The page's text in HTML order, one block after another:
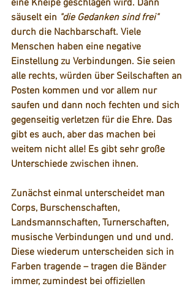
eine Kneipe geschlagen wird. Dann
säuselt ein "die Gedanken sind frei"
durch die Nachbarschaft. Viele
Menschen haben eine negative
Einstellung zu Verbindungen. Sie seien
alle rechts, würden über Seilschaften an
Posten kommen und vor allem nur
saufen und dann noch fechten und sich
gegenseitig verletzen für die Ehre. Das
gibt es auch, aber das machen bei
weitem nicht alle! Es gibt sehr große
Unterschiede zwischen ihnen.
Zunächst einmal unterscheidet man
Corps, Burschenschaften,
Landsmannschaften, Turnerschaften,
musische Verbindungen und und und.
Diese wiederum unterscheiden sich in
Farben tragende – tragen die Bänder
immer, zumindest bei offiziellen